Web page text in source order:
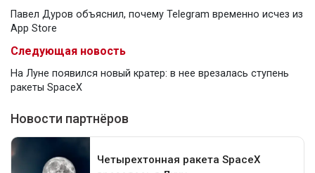
Павел Дуров объяснил, почему Telegram временно исчез из
App Store
Следующая новость
На Луне появился новый кратер: в нее врезалась ступень
ракеты SpaceX